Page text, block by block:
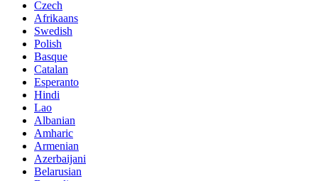
Czech
Afrikaans
Swedish
Polish
Basque
Catalan
Esperanto
Hindi
Lao
Albanian
Amharic
Armenian
Azerbaijani
Belarusian